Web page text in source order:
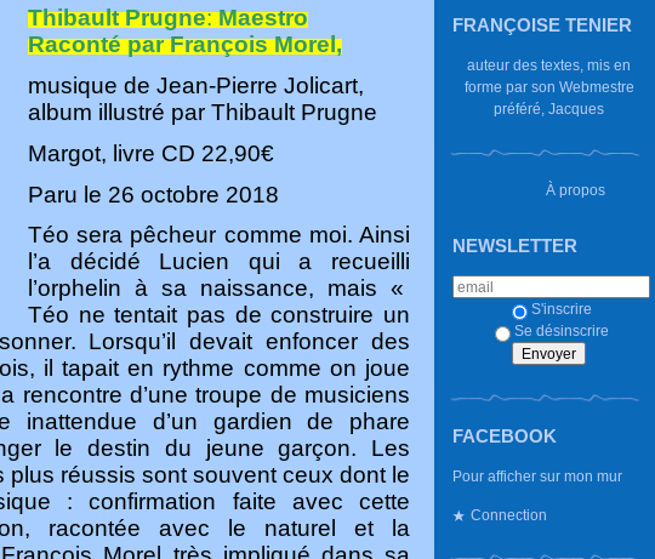
FRANÇOISE TENIER
auteur des textes, mis en
forme par son Webmestre
préféré, Jacques
À propos
NEWSLETTER
S'inscrire
Se désinscrire
FACEBOOK
Pour afficher sur mon mur
Connection
Thibault Prugne:Maestro
Raconté par François Morel,
musique de Jean-Pierre Jolicart,
album illustré par Thibault Prugne
Margot, livre CD 22,90€
Paru le 26 octobre 2018
Téo sera pêcheur comme moi. Ainsi
l’a décidé Lucien qui a recueilli
l’orphelin à sa naissance, mais «
Téo ne tentait pas de construire un
Lorsqu’il devait enfoncer des
il tapait en rythme comme on joue
rencontre d’une troupe de musiciens
inattendue d’un gardien de phare
le destin du jeune garçon. Les
plus réussis sont souvent ceux dont le
: confirmation faite avec cette
racontée avec le naturel et la